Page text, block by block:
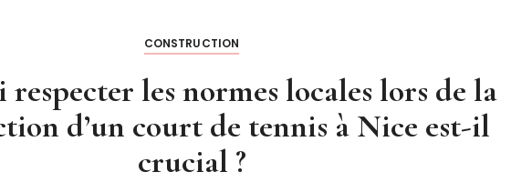
CONSTRUCTION
les normes locales lors de la
d’un court de tennis à Nice est-il
crucial ?